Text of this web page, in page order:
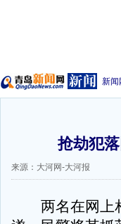
新闻
抢劫犯
来源：大河网-大河报
两名在网上相